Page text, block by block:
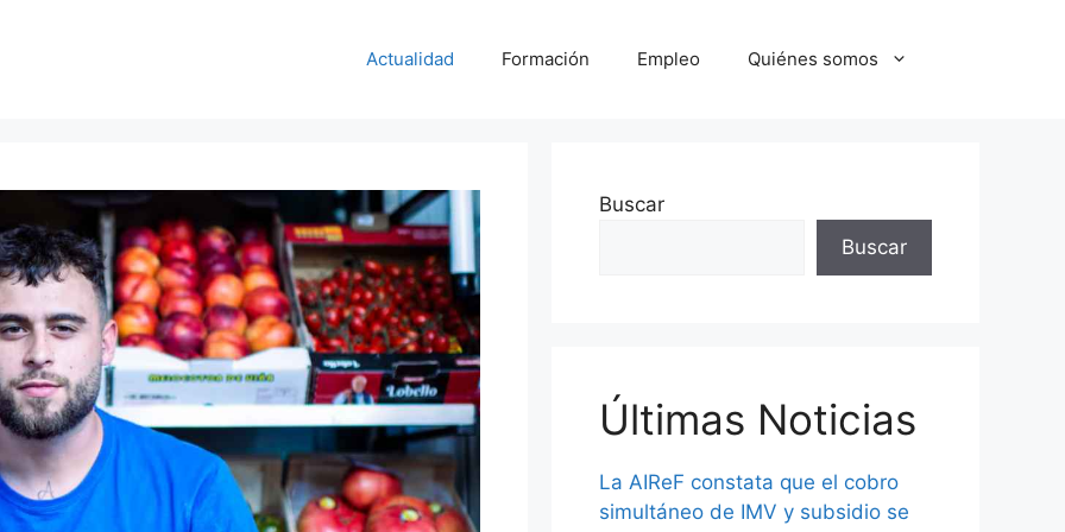
Actualidad Formación Empleo Quiénes somos
Buscar
Buscar
Últimas Noticias
La AIReF constata que el cobro
simultáneo de IMV y subsidio se